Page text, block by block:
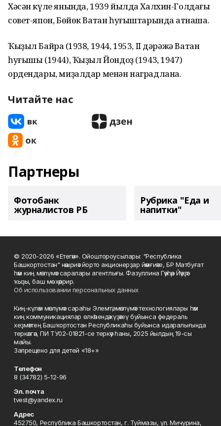
Хәсән күле янында, 1939 йылда Халхин-Голдағы
совет-япон, Бөйөк Ватан һуғыштарында ҡатнаша.
Ҡыҙыл Байраҡ (1938, 1944, 1953, II дәрәжә Ватан
һуғышы (1944), Ҡыҙыл Йондоҙ (1943, 1947)
ордендары, миҙалдар менән наградлана.
Читайте нас
Партнеры
Фотобанк
журналистов РБ
Рубрика "Еда и
напитки"
© 2020-2026 «Етегән». Ойоштороусылары: "Республика
Башкортостан" нәшриәт йорто акционерҙар йәмғиәте, БР Матбуғат
һәм киң мәғлүмәт саралары агентлығы. Фазуллина Гәүһәр Йәүҙәт
ҡыҙы, баш мөхәррир.
Об использовании персональных данных
Киң-күләм мәғлүмәт сараһы Элемтә, мәғлүмәт технологиялары һәм
киң коммуникациялар өлкәһендә күҙәтеү буйынса федераль
хеҙмәттең Башҡортостан Республикаһы буйынса идаралығында
теркәлгән, ПИ ТУ02-01821-се теркәү һаны, 2025 йылдың 19-сы
майы.
Запрещено для детей «18+»
Телефон
8 (34782) 5-12-96
Эл. почта
tvest@yandex.ru
Адрес
452750, Республика Башкортостан, г. Туймазы, ул. Мичурина,